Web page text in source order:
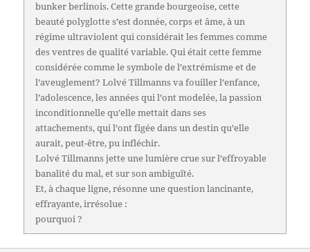
bunker berlinois. Cette grande bourgeoise, cette
beauté polyglotte s’est donnée, corps et âme, à un
régime ultraviolent qui considérait les femmes comme
des ventres de qualité variable. Qui était cette femme
considérée comme le symbole de l’extrémisme et de
l’aveuglement? Lolvé Tillmanns va fouiller l’enfance,
l’adolescence, les années qui l’ont modelée, la passion
inconditionnelle qu’elle mettait dans ses
attachements, qui l’ont figée dans un destin qu’elle
aurait, peut-être, pu infléchir.
Lolvé Tillmanns jette une lumière crue sur l’effroyable
banalité du mal, et sur son ambiguïté.
Et, à chaque ligne, résonne une question lancinante,
effrayante, irrésolue :
pourquoi ?